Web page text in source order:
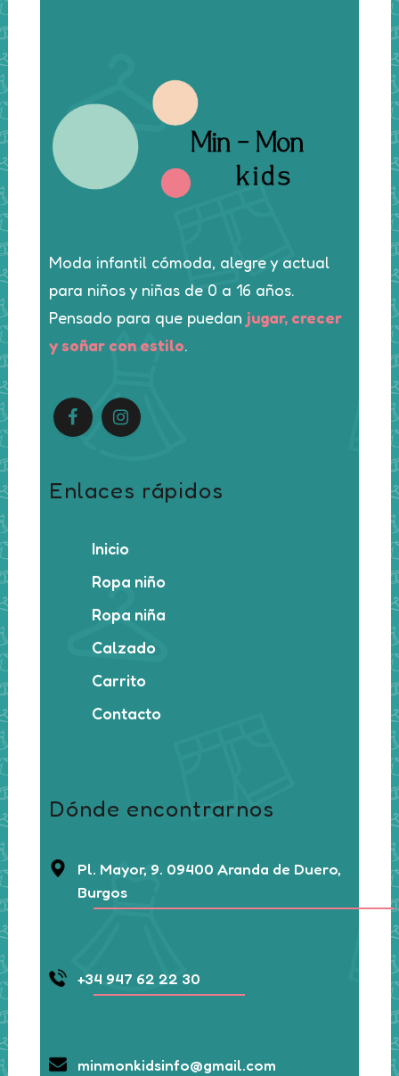
Moda infantil cómoda, alegre y actual
para niños y niñas de 0 a 16 años.
Pensado para que puedan jugar, crecer
y soñar con estilo.
Enlaces rápidos
Inicio
Ropa niño
Ropa niña
Calzado
Carrito
Contacto
Dónde encontrarnos
Pl. Mayor, 9. 09400 Aranda de Duero,
Burgos
+34 947 62 22 30
minmonkidsinfo@gmail.com